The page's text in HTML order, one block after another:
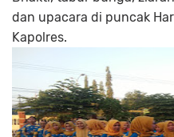
dan upacara di puncak
Kapolres.